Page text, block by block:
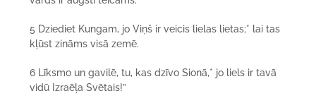
5 Dziediet Kungam, jo Viņš ir veicis lielas lietas;* lai tas
kļūst zināms visā zemē.
6 Līksmo un gavilē, tu, kas dzīvo Sionā,* jo liels ir tavā
vidū Izraēļa Svētais!”